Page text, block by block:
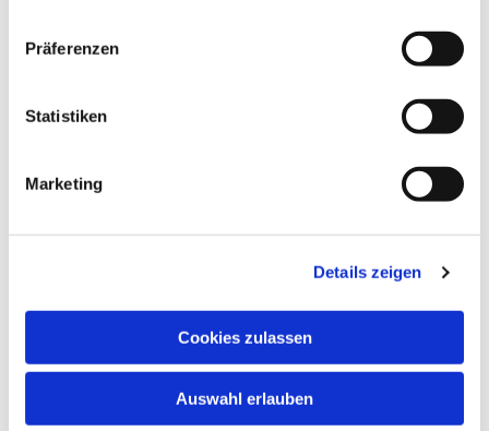
Präferenzen
Statistiken
Marketing
Details zeigen
Cookies zulassen
Auswahl erlauben
Dies könnte Sie auch